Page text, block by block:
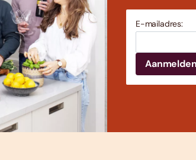
E-mailadres: